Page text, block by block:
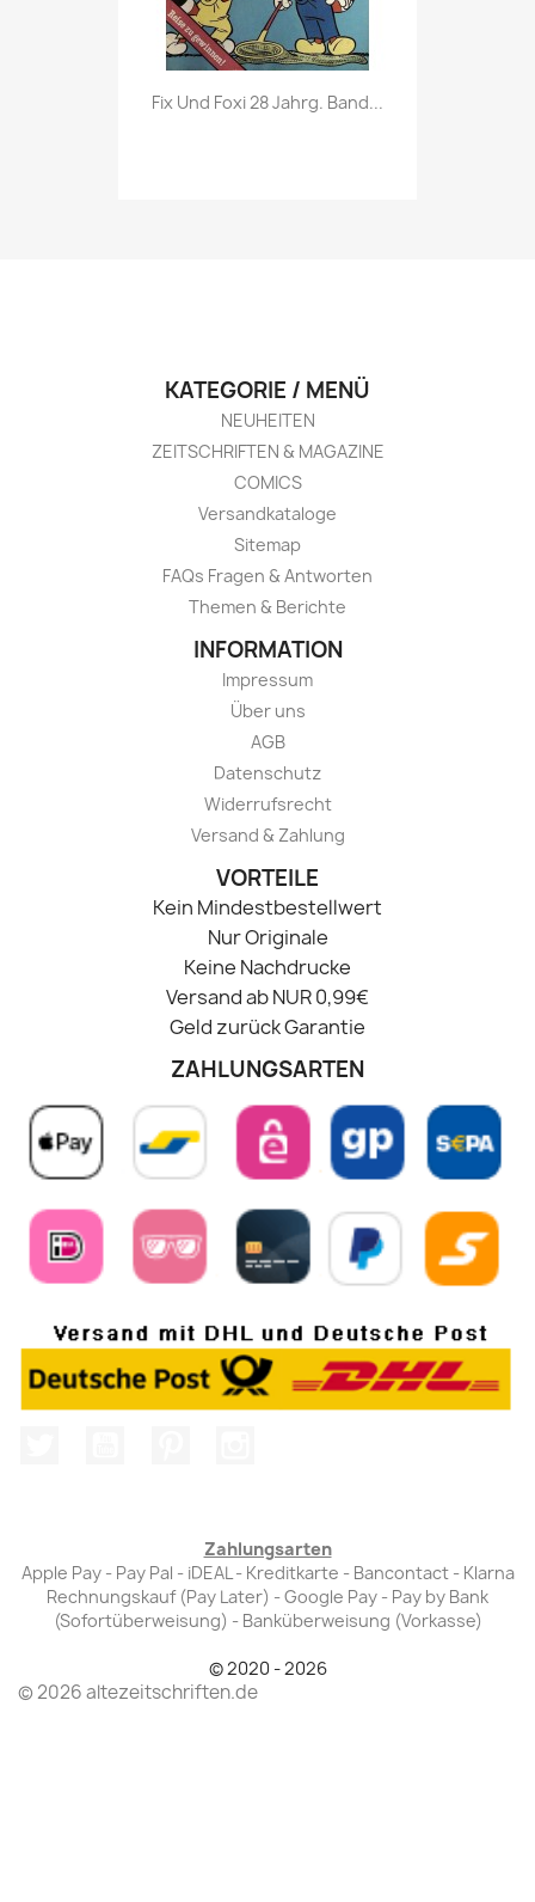
Vorschau
Fix Und Foxi 28 Jahrg. Band...
KATEGORIE / MENÜ
NEUHEITEN
ZEITSCHRIFTEN & MAGAZINE
COMICS
Versandkataloge
Sitemap
FAQs Fragen & Antworten
Themen & Berichte
INFORMATION
Impressum
Über uns
AGB
Datenschutz
Widerrufsrecht
Versand & Zahlung
VORTEILE
Kein Mindestbestellwert
Nur Originale
Keine Nachdrucke
Versand ab NUR 0,99€
Geld zurück Garantie
ZAHLUNGSARTEN
Zahlungsarten
Apple Pay - Pay Pal - iDEAL - Kreditkarte - Bancontact - Klarna
Rechnungskauf (Pay Later) - Google Pay - Pay by Bank
(Sofortüberweisung) - Banküberweisung (Vorkasse)
© 2020 - 2026
© 2026 altezeitschriften.de